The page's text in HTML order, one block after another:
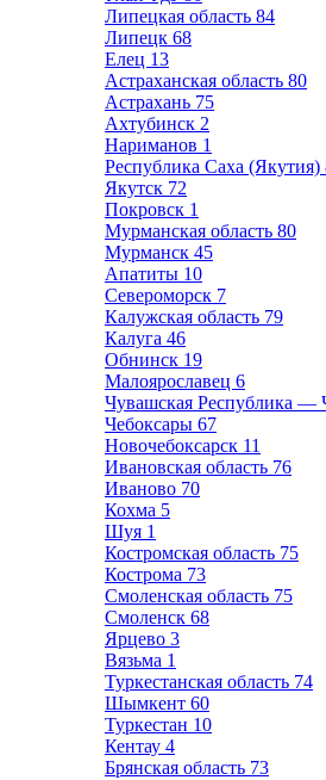
Липецкая область 84
Липецк 68
Елец 13
Астраханская область 80
Астрахань 75
Ахтубинск 2
Нариманов 1
Республика Саха (Якутия)
Якутск 72
Покровск 1
Мурманская область 80
Мурманск 45
Апатиты 10
Североморск 7
Калужская область 79
Калуга 46
Обнинск 19
Малоярославец 6
Чувашская Республика —
Чебоксары 67
Новочебоксарск 11
Ивановская область 76
Иваново 70
Кохма 5
Шуя 1
Костромская область 75
Кострома 73
Смоленская область 75
Смоленск 68
Ярцево 3
Вязьма 1
Туркестанская область 74
Шымкент 60
Туркестан 10
Кентау 4
Брянская область 73